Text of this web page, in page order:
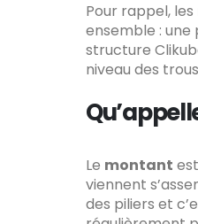
Pour rappel,
ensemble : une
structure
niveau des
Le montant
viennent
des piliers et